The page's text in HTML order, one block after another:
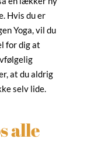
Hvis du er
Yoga, vil du
for dig at
at du aldrig
selv lide.
alle